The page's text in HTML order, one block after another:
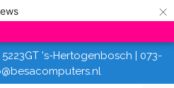
×
's-Hertogenbosch | 073-